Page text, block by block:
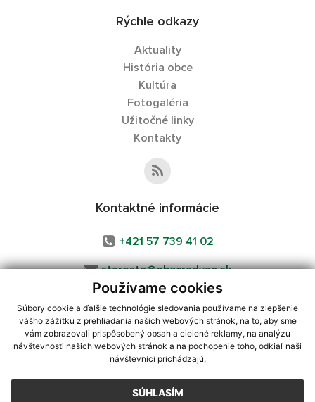
Používame cookies
Súbory cookie a ďalšie technológie sledovania používame na zlepšenie
vášho zážitku z prehliadania našich webových stránok, na to, aby sme
vám zobrazovali prispôsobený obsah a cielené reklamy, na analýzu
návštevnosti našich webových stránok a na pochopenie toho, odkiaľ naši
návštevníci prichádzajú.
SÚHLASÍM
Rýchle odkazy
Aktuality
História obce
Kultúra
Fotogaléria
Užitočné linky
Kontakty
Kontaktné informácie
+421 57 739 41 02
starosta@obecradvan.sk
využite možnosť získavania aktuálnych informácií s využitím RSS
CMS systém (redakčný) systém ECHELON 2,Mapa stránok,web portál
webex.digital, s.r.o.,domény,registrácia domény